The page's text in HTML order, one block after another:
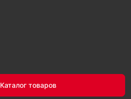
Каталог товаров